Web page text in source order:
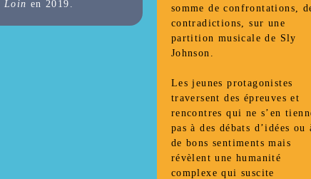
Loin en 2019.
somme de confrontations,
contradictions, sur une
partition musicale de Sly
Johnson.
Les jeunes protagonistes
traversent des épreuves et
rencontres qui ne s’en
pas à des débats d’idées ou
de bons sentiments mais
révèlent une humanité
complexe qui suscite